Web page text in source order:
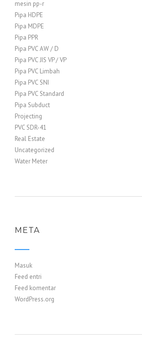
mesin pp-r
Pipa HDPE
Pipa MDPE
Pipa PPR
Pipa PVC AW / D
Pipa PVC JIS VP / VP
Pipa PVC Limbah
Pipa PVC SNI
Pipa PVC Standard
Pipa Subduct
Projecting
PVC SDR-41
Real Estate
Uncategorized
Water Meter
META
Masuk
Feed entri
Feed komentar
WordPress.org